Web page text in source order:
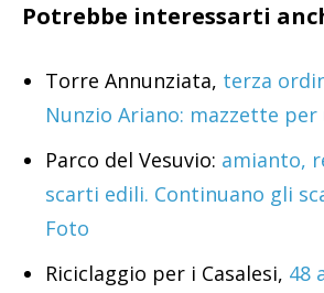
Potrebbe interessarti
Torre Annunziata, terza
Nunzio Ariano: mazzette
Parco del Vesuvio: amianto,
scarti edili. Continuano gli
Foto
Riciclaggio per i Casalesi, 48